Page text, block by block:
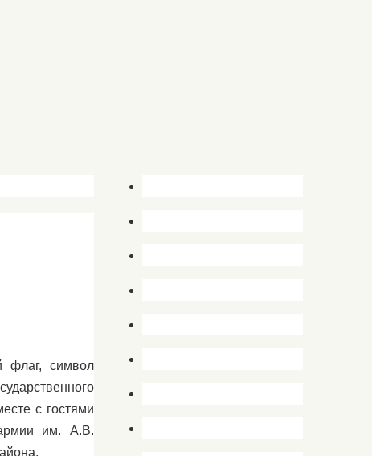
флаг, символ
с гостями
армии им. А.В.